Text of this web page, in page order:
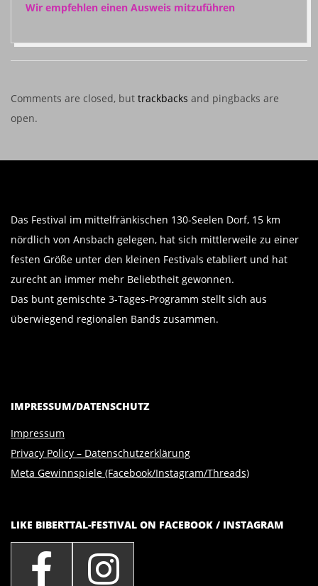
Wir empfehlen einen Ausweis mitzuführen
10
Comments are closed, but trackbacks and pingbacks are
open.
Das Festival im mittelfränkischen 130-Seelen Dorf, 15 km
nördlich von Ansbach gelegen, hat sich mittlerweile zu einer
festen Größe unter den kleinen Festivals etabliert und hat
zurecht an immer mehr Beliebtheit gewonnen.
Das bunt gemischte 3-Tages-Programm stellt sich aus
überwiegend regionalen Bands zusammen.
IMPRESSUM/DATENSCHUTZ
Impressum
Privacy Policy – Datenschutzerklärung
Meta Gewinnspiele (Facebook/Instagram/Threads)
LIKE BIBERTTAL-FESTIVAL ON FACEBOOK / INSTAGRAM